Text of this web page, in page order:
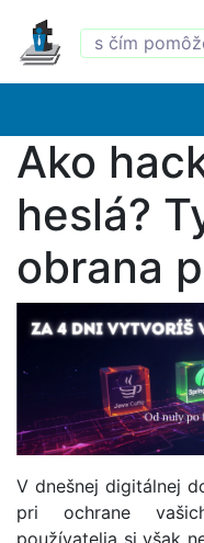
Ako
heslá?
obrana
V dnešnej digitálnej
pri ochrane